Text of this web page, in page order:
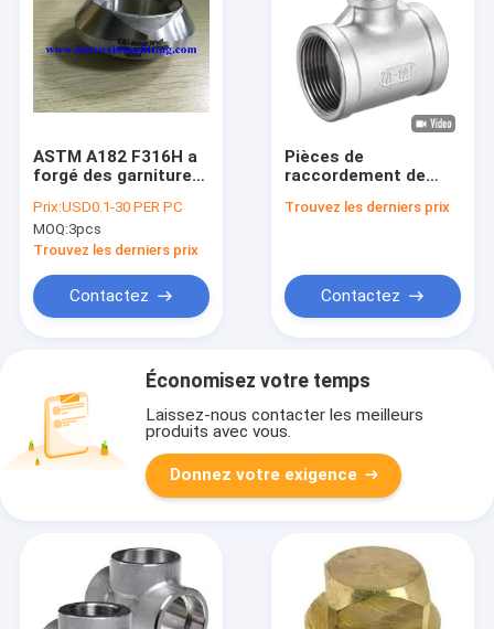
ASTM A182 F316H a
forgé des garnitures
Prix:USD0.1-30 PER PC
MOQ:3pcs
Trouvez les derniers prix
Contactez
Pièces de
raccordement de
galvanisées
Trouvez les derniers prix
Contactez
Économisez votre temps
Laissez-nous contacter les meilleurs
produits avec vous.
Donnez votre exigence